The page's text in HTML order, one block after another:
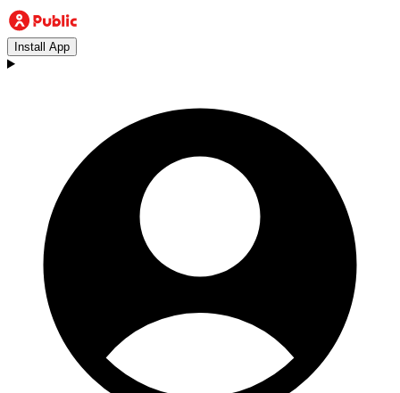
Install App